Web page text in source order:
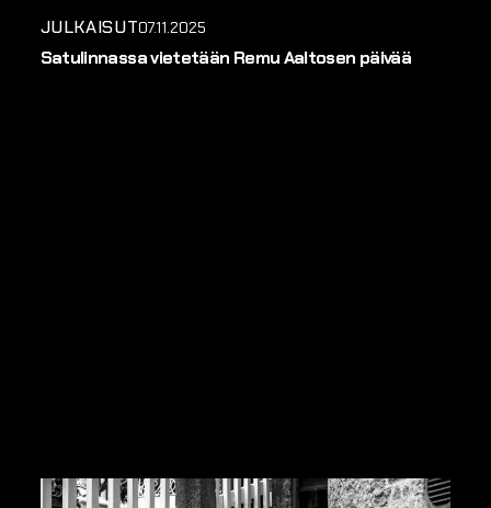
JULKAISUT07.11.2025
Satulinnassa vietetään Remu Aaltosen päivää